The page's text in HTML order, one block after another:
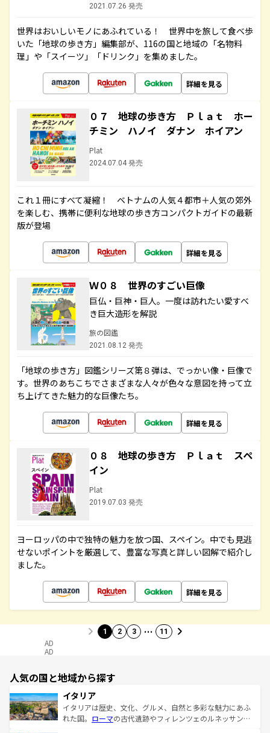
2021.07.26 発売
世界はおいしいモノにあふれている！ 世界中を旅して食べ歩
いた「地球の歩き方」編集部が、116の国と地域の「名物料
理」や「スイーツ」「ドリンク」を集めました。
詳細を見る
０７ 地球の歩き方 Ｐｌａｔ ホー
チミン ハノイ ダナン ホイアン
Plat
2024.07.04 発売
これ１冊にすべて凝縮！ ベトナムの人気４都市＋人気の郊外
を楽しむ、携帯に便利な地球の歩き方コンパクトガイドの最新
版が登場
詳細を見る
Ｗ０８ 世界のすごい巨像
巨仏・巨神・巨人。一度は訪れたい愛すべ
き巨大造形を解説
旅の図鑑
2021.08.12 発売
「地球の歩き方」図鑑シリーズ第８弾は、でっかい像・巨像で
す。世界のあちこちでさまざまな人々が色々な意図を持って立
ち上げてきた魅力的な巨像たち。
詳細を見る
０８ 地球の歩き方 Ｐｌａｔ スペ
イン
Plat
2019.07.03 発売
ヨーロッパの中で独特の魅力を放つ国、スペイン。中でも見逃
せないポイントを厳選して、豊富な写真と詳しい図解で紹介し
ました。
詳細を見る
1 2 3 … 11
AD
AD
人気の国と地域から探す
イタリア
イタリアは歴史、文化、グルメ、自然と多彩な魅力にあふ
れた国。 ローマの古代遺跡やフィレンツェのルネッサンス